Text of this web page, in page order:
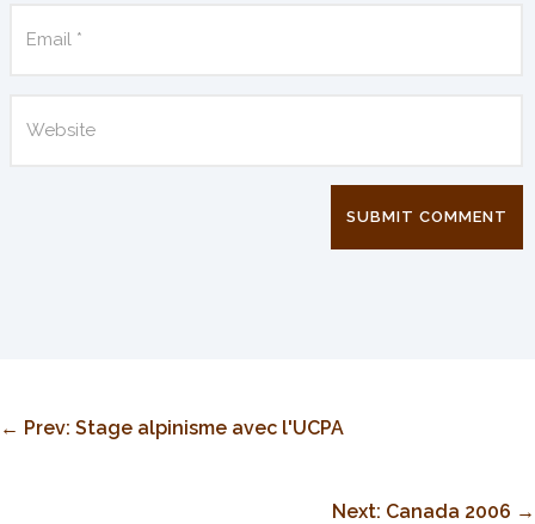
SUBMIT COMMENT
← Prev: Stage alpinisme avec l'UCPA
Next: Canada 2006 →